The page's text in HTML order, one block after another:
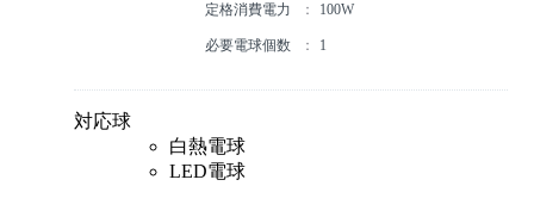
定格消費電力 100W
必要電球個数 1
対応球
白熱電球
LED電球